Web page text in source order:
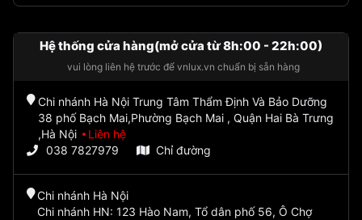
Hệ thống cửa hàng(mở cửa từ 8h:00 - 22h:00)
vui lòng liên hệ trước để vnlux.vn chuẩn bị sẵn hàng
Chi nhánh Hà Nội Trung Tâm Thẩm Định Và Bảo Dưỡng
38 phố Bạch Mai,Phường Bạch Mai , Quận Hai Bà Trưng
,Hà Nội
Liên hệ
038 7827979
Chỉ đường
Chi nhánh Hà Nội
Chi nhánh HN: 123 Hào Nam, Tổ dân phố 56, Ô Chợ